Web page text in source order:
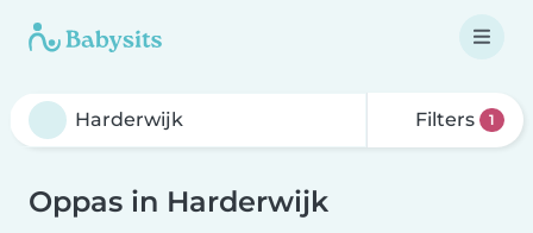
Filters 1
Oppas in Harderwijk